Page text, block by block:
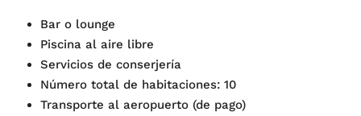
Bar o lounge
Piscina al aire libre
Servicios de conserjería
Número total de habitaciones: 10
Transporte al aeropuerto (de pago)